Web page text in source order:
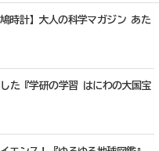
時計】大人の科学マガジン あた
した『学研の学習 はにわの大国宝